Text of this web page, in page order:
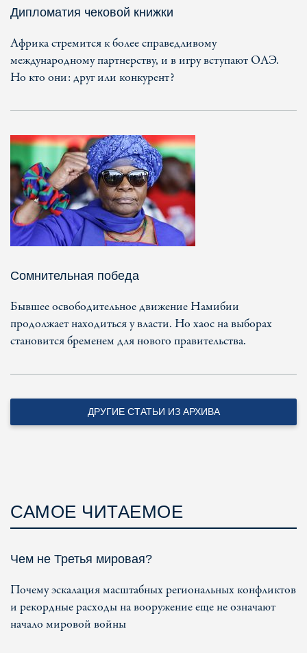
Дипломатия чековой книжки
Африка стремится к более справедливому
международному партнерству, и в игру вступают ОАЭ.
Но кто они: друг или конкурент?
Сомнительная победа
Бывшее освободительное движение Намибии
продолжает находиться у власти. Но хаос на выборах
становится бременем для нового правительства.
ДРУГИЕ СТАТЬИ ИЗ АРХИВА
САМОЕ ЧИТАЕМОЕ
Чем не Третья мировая?
Почему эскалация масштабных региональных конфликтов
и рекордные расходы на вооружение еще не означают
начало мировой войны